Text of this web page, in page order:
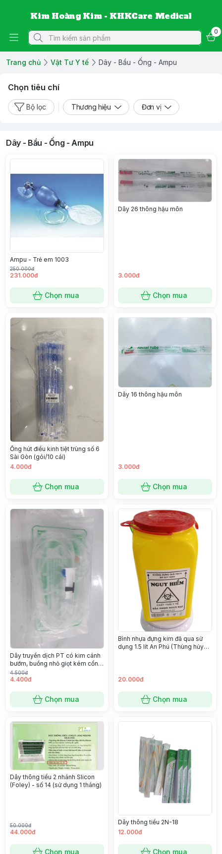
Kim Hoàng Kim - KHKCare Medical
0
Trang chủ Vật Tư Y tế Dây - Bầu - Ống - Ampu
Chọn tiêu chí
Bộ lọc Thương hiệu Đơn vị
Dây - Bầu - Ống - Ampu
Ampu - Trẻ em 1003
250.000đ
231.000đ
Chọn mua
Dây 26 thông hậu môn
3.000đ
Chọn mua
Ống hút điều kinh tiệt trùng số 6
Sài Gòn (gói/10 cái)
4.000đ
Chọn mua
Dây 16 thông hậu môn
3.000đ
Chọn mua
Dây truyền dịch PT có kim cánh
bướm, buồng nhỏ giọt kém cổng
bơm thuốc, bộ lộc, dây 160cm,
kim 22G
4.500đ
4.400đ
Chọn mua
Bình nhựa đựng kim đã qua sử
dụng 1.5 lít An Phú (Thùng hủy
20.000đ
Chọn mua
Dây thông tiểu 2 nhánh Slicon
(Foley) - số 14 (sử dụng 1 tháng)
50.000đ
44.000đ
Chọn mua
Dây thông tiểu 2N-18
12.000đ
Chọn mua